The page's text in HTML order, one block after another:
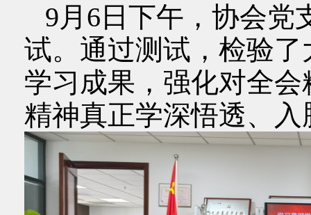
9月6日下午，协会党
试。通过测试，检验
学习成果，强化对全
精神真正学深悟透、入